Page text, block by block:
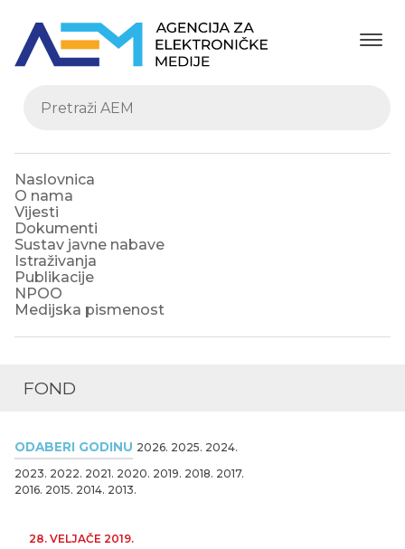
Naslovnica
O nama
Vijesti
Dokumenti
Sustav javne nabave
Istraživanja
Publikacije
NPOO
Medijska pismenost
FOND
ODABERI GODINU 2026. 2025. 2024.
2023. 2022. 2021. 2020. 2019. 2018. 2017.
2016. 2015. 2014. 2013.
28. VELJAČE 2019.